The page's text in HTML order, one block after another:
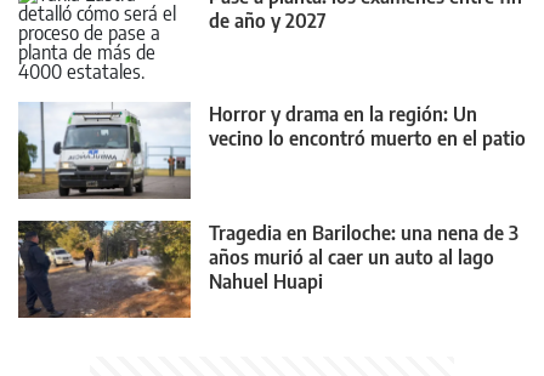
de año y 2027
Horror y drama en la región: Un
vecino lo encontró muerto en el patio
Tragedia en Bariloche: una nena de 3
años murió al caer un auto al lago
Nahuel Huapi